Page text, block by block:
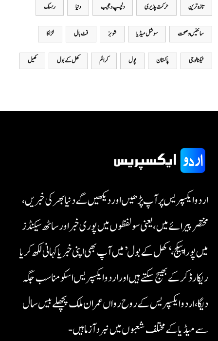
تازہ ترین حرکت پذیری دلچسپ و عجیب دنیا ریسنگ
سائینس و صحت سوشل میڈیا شوبز فٹ بال لڑاکا
ٹیکنالوجی پاکستان پول کرائم کھل کے بول کھیل
اردو ایکسپریس پر آپ پڑھیں اور دیکھیں گے دنیا بھر کی خبریں،
مختصر پیرائے میں، یعنی سو لفظوں میں پوری خبر اور ساٹھ سیکنڈز
میں پورا پیکج، ‘کھل کے بول’ میں آپ بھی اپنی خبر یا کہانی لکھ کر یا
ریکارڈ کر کے بھیج سکتے ہیں اور اردو ایکسپریس اسکو مناسب جگہ
دیگا، اردو ایکسپریس کے روح رواں عمران ملک پچھلے بیس سال
سے میڈیا کے مختلف شعبوں میں نبرد آزما ہیں-